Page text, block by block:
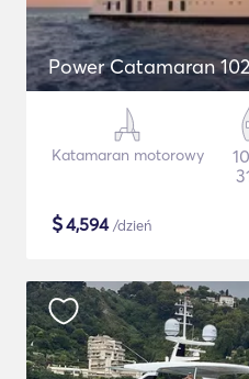
Power Catamaran
Katamaran motorowy
$4,594/dzień